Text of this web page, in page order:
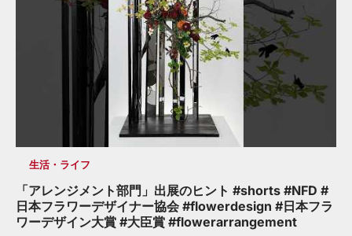
生活・ライフ
「アレンジメント部門」出展のヒント #shorts #NFD #
日本フラワーデザイナー協会 #flowerdesign #日本フラ
ワーデザイン大賞 #大臣賞 #flowerarrangement